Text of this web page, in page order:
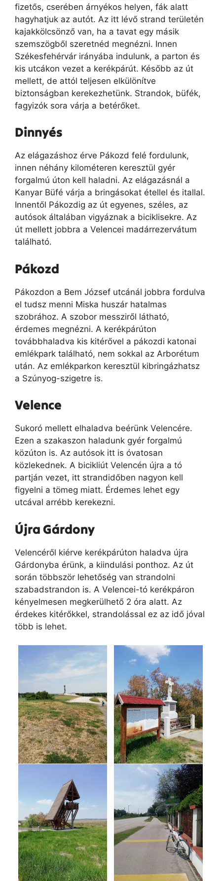
fizetős, cserében árnyékos helyen, fák alatt
hagyhatjuk az autót. Az itt lévő strand területén
kajakkölcsönző van, ha a tavat egy másik
szemszögből szeretnéd megnézni. Innen
Székesfehérvár irányába indulunk, a parton és
kis utcákon vezet a kerékpárút. Később az út
mellett, de attól teljesen elkülönítve
biztonságban kerekezhetünk. Strandok, büfék,
fagyizók sora várja a betérőket.
Dinnyés
Az elágazáshoz érve Pákozd felé fordulunk,
innen néhány kilométeren keresztül gyér
forgalmú úton kell haladni. Az elágazásnál a
Kanyar Büfé várja a bringásokat étellel és itallal.
Innentől Pákozdig az út egyenes, széles, az
autósok általában vigyáznak a biciklisekre. Az
út mellett jobbra a Velencei madárrezervátum
található.
Pákozd
Pákozdon a Bem József utcánál jobbra fordulva
el tudsz menni Miska huszár hatalmas
szobrához. A szobor messziről látható,
érdemes megnézni. A kerékpárúton
továbbhaladva kis kitérővel a pákozdi katonai
emlékpark található, nem sokkal az Arborétum
után. Az emlékparkon keresztül kibringázhatsz
a Szúnyog-szigetre is.
Velence
Sukoró mellett elhaladva beérünk Velencére.
Ezen a szakaszon haladunk gyér forgalmú
közúton is. Az autósok itt is óvatosan
közlekednek. A bicikliút Velencén újra a tó
partján vezet, itt strandidőben nagyon kell
figyelni a tömeg miatt. Érdemes lehet egy
utcával arrébb kerekezni.
Újra Gárdony
Velencéről kiérve kerékpárúton haladva újra
Gárdonyba érünk, a kiindulási ponthoz. Az út
során többször lehetőség van strandolni
szabadstrandon is. A Velencei-tó kerékpáron
kényelmesen megkerülhető 2 óra alatt. Az
érdekes kitérőkkel, strandolással ez az idő jóval
több is lehet.